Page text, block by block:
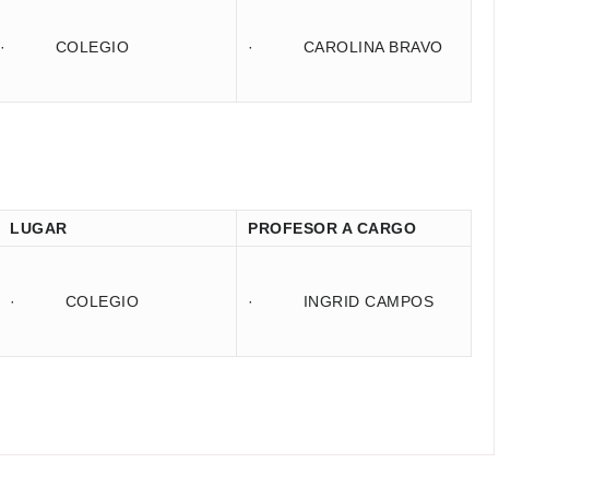
· COLEGIO · CAROLINA BRAVO
LUGAR PROFESOR A CARGO
· COLEGIO · INGRID CAMPOS